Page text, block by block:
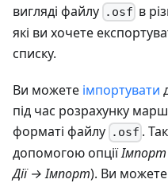
вигляді файлу .osf в
які ви хочете
списку.
Ви можете імпортувати
під час розрахунку
форматі файлу .osf .
допомогою опціїІмпорт
Дії → Імпорт). Ви можете